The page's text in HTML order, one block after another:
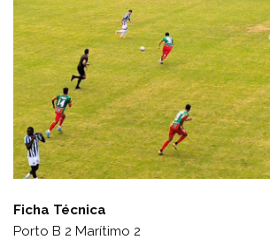
Ficha Técnica
Porto B 2 Marítimo 2